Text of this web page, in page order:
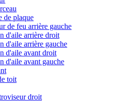
de plaque
de feu arrière gauche
d'aile arrière droit
d'aile arrière gauche
d'aile avant droit
d'aile avant gauche
toit
droit